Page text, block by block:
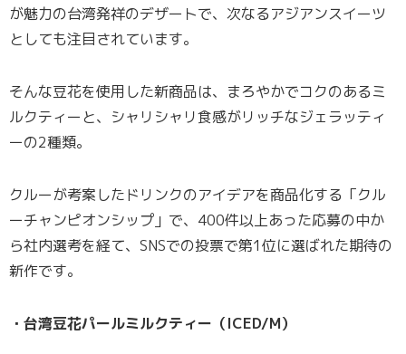
が魅力の台湾発祥のデザートで、次なるアジアンスイーツ
としても注目されています。
そんな豆花を使用した新商品は、まろやかでコクのあるミ
ルクティーと、シャリシャリ食感がリッチなジェラッティ
ーの2種類。
クルーが考案したドリンクのアイデアを商品化する「クル
ーチャンピオンシップ」で、400件以上あった応募の中か
ら社内選考を経て、SNSでの投票で第1位に選ばれた期待の
新作です。
・台湾豆花パールミルクティー（ICED/M）